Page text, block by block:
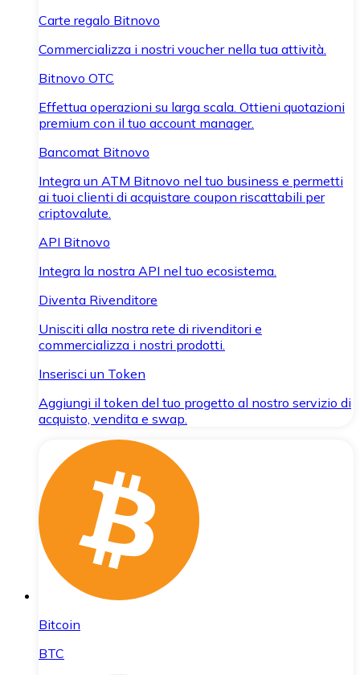
Carte regalo Bitnovo
Commercializza i nostri voucher nella tua attività.
Bitnovo OTC
Effettua operazioni su larga scala. Ottieni quotazioni
premium con il tuo account manager.
Bancomat Bitnovo
Integra un ATM Bitnovo nel tuo business e permetti
ai tuoi clienti di acquistare coupon riscattabili per
criptovalute.
API Bitnovo
Integra la nostra API nel tuo ecosistema.
Diventa Rivenditore
Unisciti alla nostra rete di rivenditori e
commercializza i nostri prodotti.
Inserisci un Token
Aggiungi il token del tuo progetto al nostro servizio di
acquisto, vendita e swap.
Bitcoin
BTC